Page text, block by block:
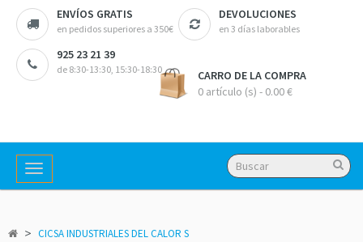
ENVÍOS GRATIS
en pedidos superiores a 350€
DEVOLUCIONES
en 3 días laborables
925 23 21 39
de 8:30-13:30, 15:30-18:30
CARRO DE LA COMPRA
0 artículo (s) - 0.00 €
Navegación
Toggle
> CICSA INDUSTRIALES DEL CALOR S